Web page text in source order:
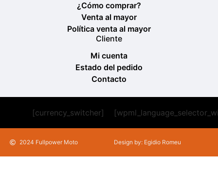
¿Cómo comprar?
Venta al mayor
Política venta al mayor
Cliente
Mi cuenta
Estado del pedido
Contacto
[currency_switcher]
2024 Fullpower Moto Design by: Egidio Romeu